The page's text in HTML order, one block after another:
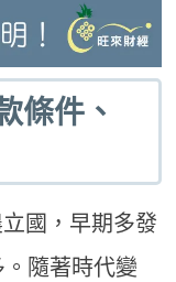
條件、
國，早期多發
隨著時代變